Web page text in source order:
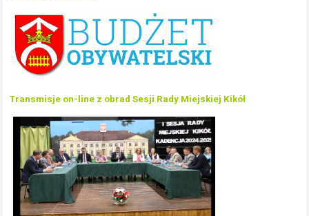
Transmisje on-line z obrad Sesji Rady Miejskiej Kikół